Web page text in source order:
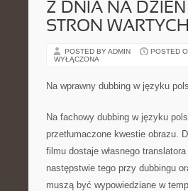
Z DNIA NA DZIEŃ
STRON
POSTED BY ADMIN POSTED
WYŁĄCZONA
Na wprawny dubbing w języku
Na fachowy dubbing w języku
przetłumaczone kwestie obrazu.
filmu dostaje własnego
następstwie tego przy dubbingu
muszą być wypowiedziane w